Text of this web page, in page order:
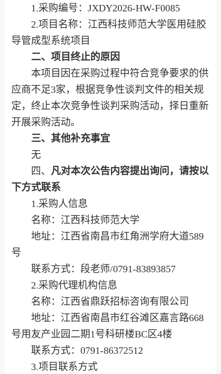
1.采购编号： JXDY2026-HW-F0085
2.项目名称： 江西科技师范大学医用硅胶
导管成型系统项目
二、项目终止的原因
本项目因在采购过程中符合竞争要求的供
应商不足3家，根据竞争性谈判 文件的相关规
定，终止本次竞争性谈判 采购活动，择日重新
开展采购活动。
三、其他补充事宜
无
四、
凡对本次公告内容提出询问，请按以
下方式联系
1.采购人信息
名称：江西科技师范大学
地址：江西省南昌市红角洲学府大道589
号
联系方式： 段老师/0791-83893857
2.采购代理机构信息
名称：江西省鼎跃招标咨询有限公司
地址：江西省南昌市红谷滩区嘉言路668
号用友产业园二期1号科研楼BC区4楼
联系方式：0791-86372512
3.项目联系方式